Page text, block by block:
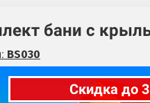
бани с
BS030
Скидка до